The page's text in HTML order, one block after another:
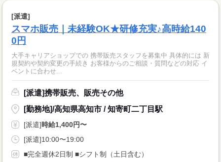
[派遣]
スマホ販売｜未経験OK★研修充実♪高時給140
0円
大手キャリアショップでの 携帯販売スタッフを募集中 具体的には 新
規契約や契約変更の手続き お客様からのご相談・質問などの対応 イ
ベントに合わせ...
[派遣]携帯販売、販売その他
[勤務地]/高知県高知市 / 知寄町二丁目駅
[派遣]時給1,400円〜
[派遣]10:00〜19:00
■完全週休2日制 ■シフト制（土日含む）